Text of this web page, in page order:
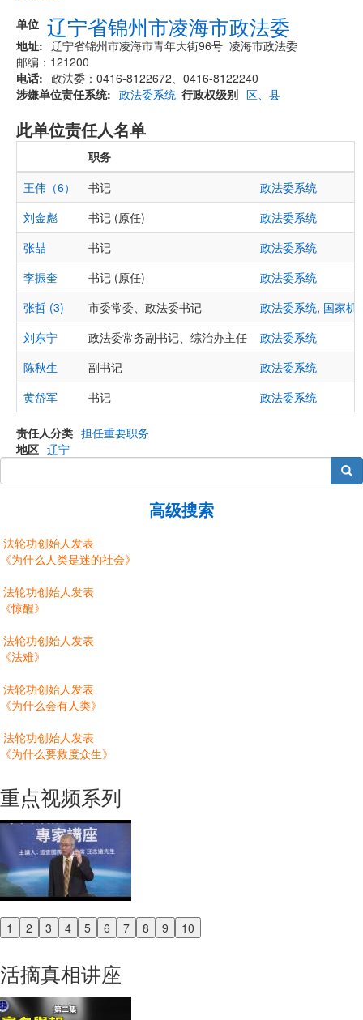
单位 辽宁省锦州市凌海市政法委
地址
辽宁省锦州市凌海市青年大街96号 凌海市政法委
邮编：121200
电话
政法委：0416-8122672、0416-8122240
涉嫌单位责任系统
政法委系统 行政权级别 区、县
此单位责任人名单
职务
王伟（6）
书记
政法委系统
刘金彪
书记 (原任)
政法委系统
张喆
书记
政法委系统
李振奎
书记 (原任)
政法委系统
张哲 (3)
市委常委、政法委书记 政法委系统, 国家机
刘东宁
政法委常务副书记、综治办主任
政法委系统
陈秋生
副书记
政法委系统
黄岱军
书记 政法委系统
责任人分类 担任重要职务
地区 辽宁
搜索
高级搜索
法轮功创始人发表
《为什么人类是迷的社会》
法轮功创始人发表
《惊醒》
法轮功创始人发表
《法难》
法轮功创始人发表
《为什么会有人类》
法轮功创始人发表
《为什么要救度众生》
重点视频系列
1 2 3 4 5 6 7 8 9 10
Previous
活摘真相讲座